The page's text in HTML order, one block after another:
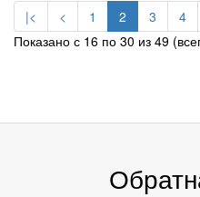
|< < 1 2 3 4
Показано с 16 по 30 из 49